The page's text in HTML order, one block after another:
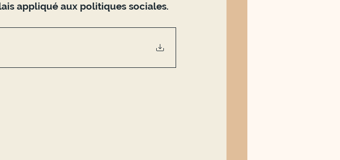
appliqué aux politiques sociales.